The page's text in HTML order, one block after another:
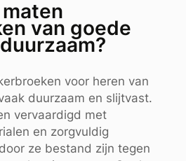
van goede
voor heren van
duurzaam en slijtvast.
vervaardigd met
en zorgvuldig
ze bestand zijn tegen